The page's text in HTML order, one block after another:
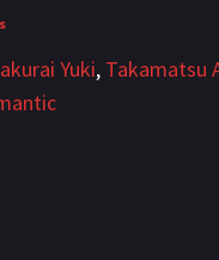
Yuki, Takamatsu